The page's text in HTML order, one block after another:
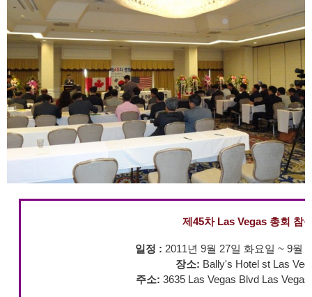
제45차 Las Vegas 총회 참
일정 : 2011년 9월 27일 화요일 ~ 9월
장소: Bally's Hotel st Las
주소: 3635 Las Vegas Blvd Las